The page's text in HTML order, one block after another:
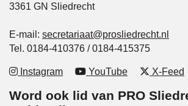
3361 GN Sliedrecht
E-mail: secretariaat@prosliedrecht.nl
Tel. 0184-410376 / 0184-415375
Instagram YouTube X-Feed
Word ook lid van PRO